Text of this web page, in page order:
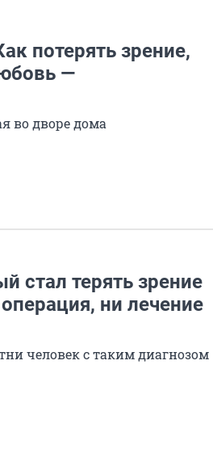
потерять зрение,
—
во дворе дома
стал терять зрение
ни лечение
человек с таким диагнозом